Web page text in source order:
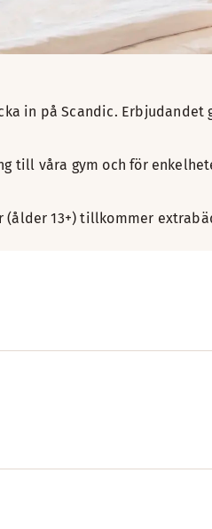
in på Scandic.
till våra gym och för
(ålder 13+) tillkommer